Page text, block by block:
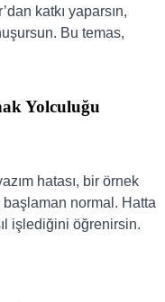
katkı yaparsın,
Bu temas,
Yolculuğu
hatası, bir örnek
normal. Hatta
işlediğini öğrenirsin.